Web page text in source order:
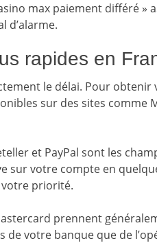
max paiement différé »
d’alarme.
rapides en
le délai. Pour obtenir
sur des sites comme
et PayPal sont les
sur votre compte en
votre priorité.
prennent
de votre banque que de